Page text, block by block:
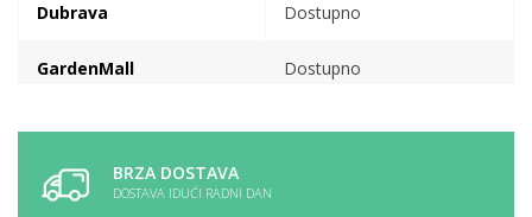
Dubrava Dostupno
GardenMall Dostupno
BRZA DOSTAVA
DOSTAVA IDUĆI RADNI DAN